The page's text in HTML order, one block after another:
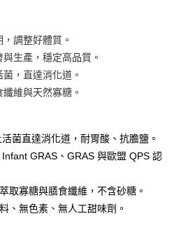
的期數、繳款截止日，確認付款後即完
額請依後續交易確認頁面所載為準。
交易或遇審核未通過，訂單將自動取
通路繳費。
公司」（以下簡稱本公司）所提供，讓
品或服務，並由商店將買賣／分期付款
用本公司帳單繳交帳款。
後才付款」的支付方式。 讓您購物簡單
卡、不需儲值。
證，即可結帳。
付款。
付」後，將跳轉至「AFTEE先享後付」
額後，即可完成結帳。
點擊此簡訊中的連結，可透過四大超商／
款，方視為交易完成。
刻繳費，但若您需要取消訂單，請聯絡
之訂單仍視為有效，需透過AFTEE先享
上)免運費
上)免運費
調整好體質。
生產，穩定高品質。
，直達消化道。
維與天然寡糖。
菌直達消化道，耐胃酸、抗膽鹽。
GRAS、GRAS 與歐盟 QPS 認
取寡糖與膳食纖維，不含砂糖。
、無色素、無人工甜味劑。